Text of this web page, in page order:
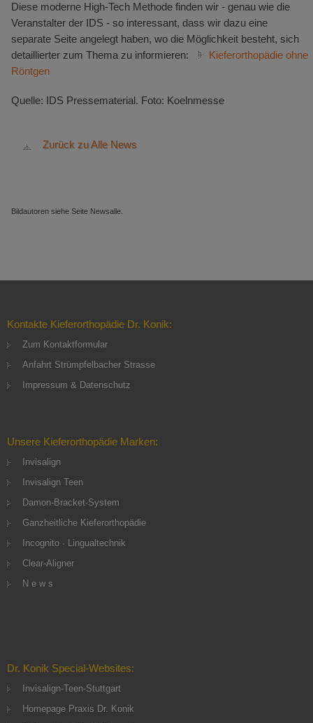
Diese moderne High-Tech Methode finden wir - genau wie die
Veranstalter der IDS - so interessant, dass wir dazu eine
separate Seite angelegt haben, wo die Möglichkeit besteht, sich
detaillierter zum Thema zu informieren:
Kieferorthopädie ohne
Röntgen
Quelle: IDS Pressematerial. Foto: Koelnmesse
Zurück zu Alle News
Bildautoren siehe Seite Newsalle.
Kontakte Kieferorthopädie Dr. Konik:
Zum Kontaktformular
Anfahrt Strümpfelbacher Strasse
Impressum & Datenschutz
Unsere Kieferorthopädie Marken:
Invisalign
Invisalign Teen
Damon-Bracket-System
Ganzheitliche Kieferorthopädie
Incognito · Lingualtechnik
Clear-Aligner
N e w s
Dr. Konik Special-Websites:
Invisalign-Teen-Stuttgart
Homepage Praxis Dr. Konik